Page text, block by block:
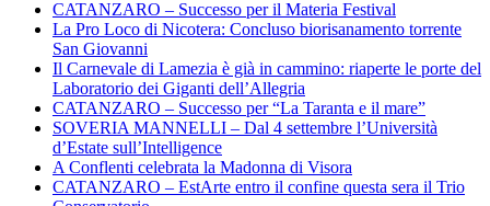
CATANZARO – Successo per il Materia Festival
La Pro Loco di Nicotera: Concluso biorisanamento torrente
San Giovanni
Il Carnevale di Lamezia è già in cammino: riaperte le porte del
Laboratorio dei Giganti dell’Allegria
CATANZARO – Successo per “La Taranta e il mare”
SOVERIA MANNELLI – Dal 4 settembre l’Università
d’Estate sull’Intelligence
A Conflenti celebrata la Madonna di Visora
CATANZARO – EstArte entro il confine questa sera il Trio